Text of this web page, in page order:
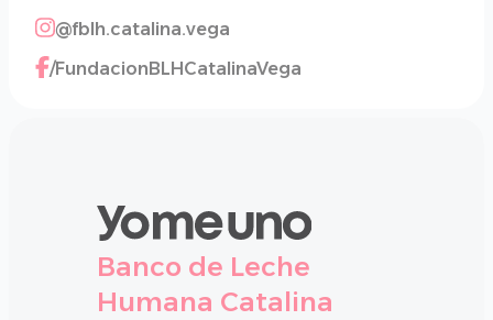
@fblh.catalina.vega
/FundacionBLHCatalinaVega
Banco de Leche
Humana Catalina